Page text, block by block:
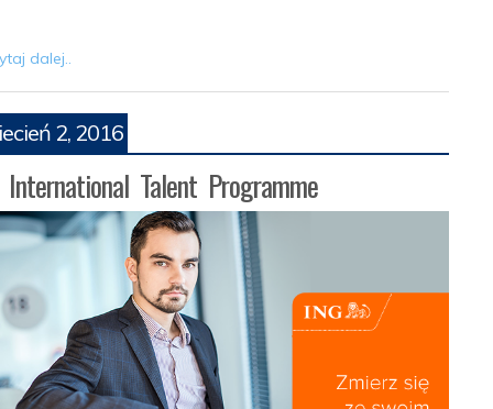
dalej..
2, 2016
International Talent Programme